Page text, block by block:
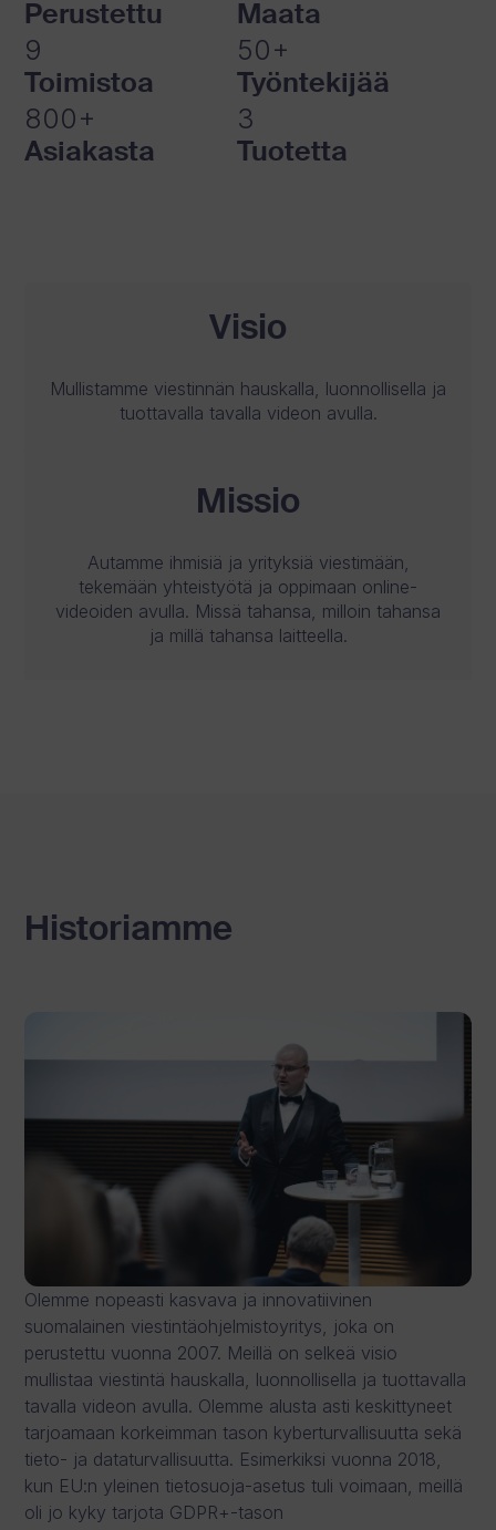
Perustettu Maata
9
Toimistoa
50+
Työntekijää
800+
Asiakasta
3
Tuotetta
Visio
Mullistamme viestinnän hauskalla, luonnollisella ja
tuottavalla tavalla videon avulla.
Missio
Autamme ihmisiä ja yrityksiä viestimään,
tekemään yhteistyötä ja oppimaan online-
videoiden avulla. Missä tahansa, milloin tahansa
ja millä tahansa laitteella.
Historiamme
Olemme nopeasti kasvava ja innovatiivinen
suomalainen viestintäohjelmistoyritys, joka on
perustettu vuonna 2007. Meillä on selkeä visio
mullistaa viestintä hauskalla, luonnollisella ja tuottavalla
tavalla videon avulla. Olemme alusta asti keskittyneet
tarjoamaan korkeimman tason kyberturvallisuutta sekä
tieto- ja dataturvallisuutta. Esimerkiksi vuonna 2018,
kun EU:n yleinen tietosuoja-asetus tuli voimaan, meillä
oli jo kyky tarjota GDPR+-tason